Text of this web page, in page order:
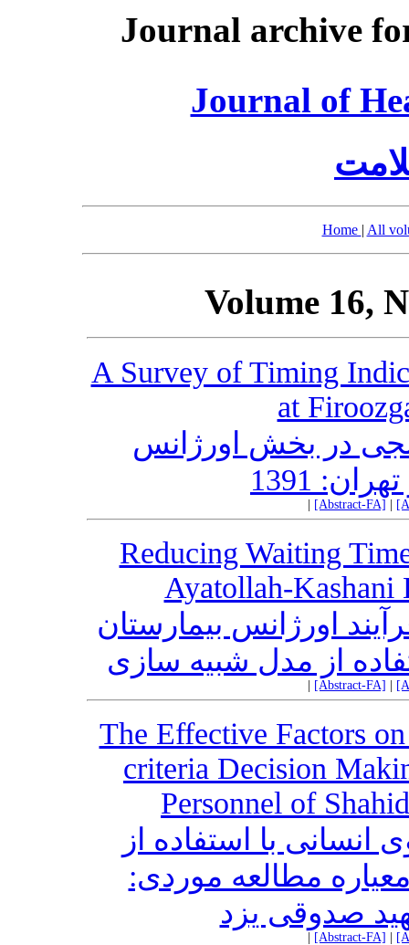
Journal archive
Journal of
Home | All
Volume 16,
A Survey of Timing
at
در بخش اورژانس
1391
[Abstract-FA]
Reducing Waiting
Ayatollah-Kashani
اورژانس بیمارستان
از مدل شبیه سازی
[Abstract-FA]
The Effective Factors
criteria Decision
Personnel of
با استفاده از
مطالعه موردی:
صدوقی یزد
[Abstract-FA]